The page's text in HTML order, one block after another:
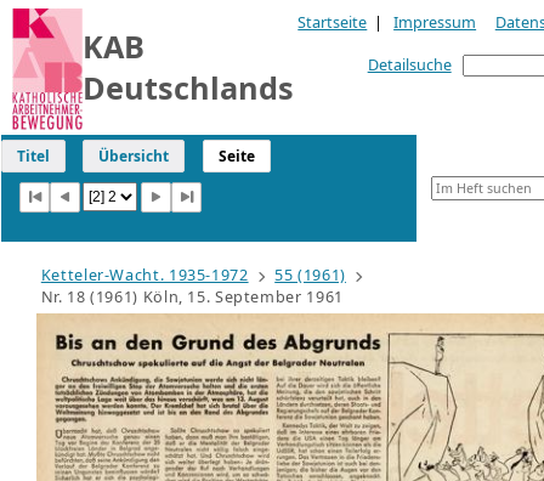
KAB
Deutschlands
Startseite | Impressum
Detailsuche
Titel Übersicht Seite
Ketteler-Wacht. 1935-1972
55 (1961)
Nr. 18 (1961) Köln, 15. September 1961